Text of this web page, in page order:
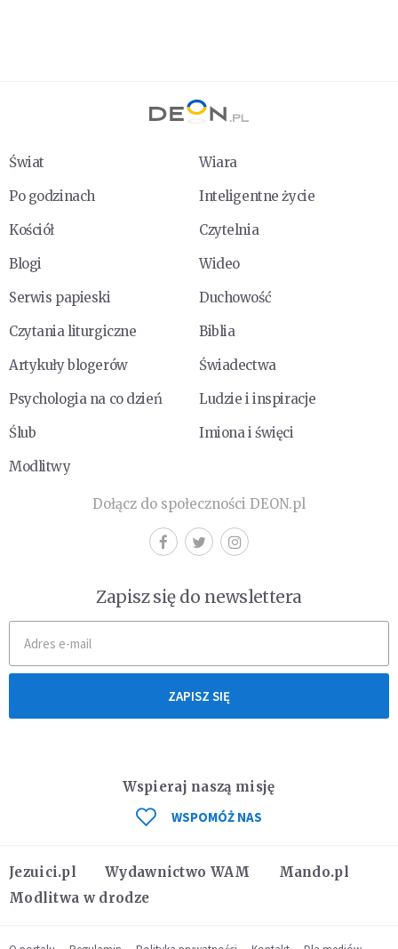
Świat
Wiara
Po godzinach
Inteligentne życie
Kościół
Czytelnia
Blogi
Wideo
Serwis papieski
Duchowość
Czytania liturgiczne
Biblia
Artykuły blogerów
Świadectwa
Psychologia na co dzień
Ludzie i inspiracje
Ślub
Imiona i święci
Modlitwy
Dołącz do społeczności DEON.pl
Zapisz się do newslettera
ZAPISZ SIĘ
Jezuici.pl Wydawnictwo WAM
Mando.pl
Modlitwa w drodze
Wspieraj naszą misję
WSPOMÓŻ NAS